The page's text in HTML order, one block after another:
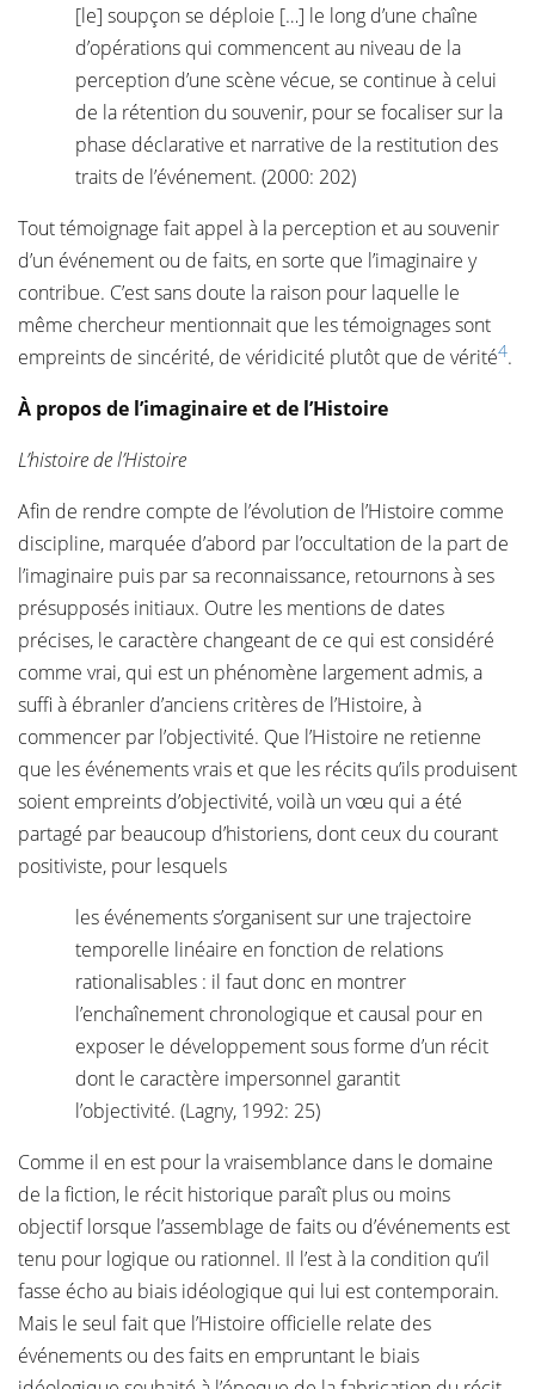
[le] soupçon se déploie […] le long d’une chaîne
d’opérations qui commencent au niveau de la
perception d’une scène vécue, se continue à celui
de la rétention du souvenir, pour se focaliser sur la
phase déclarative et narrative de la restitution des
traits de l’événement. (2000: 202)
Tout témoignage fait appel à la perception et au souvenir
d’un événement ou de faits, en sorte que l’imaginaire y
contribue. C’est sans doute la raison pour laquelle le
même chercheur mentionnait que les témoignages sont
empreints de sincérité, de véridicité plutôt que de vérité4.
À propos de l’imaginaire et de l’Histoire
L’histoire de l’Histoire
Afin de rendre compte de l’évolution de l’Histoire comme
discipline, marquée d’abord par l’occultation de la part de
l’imaginaire puis par sa reconnaissance, retournons à ses
présupposés initiaux. Outre les mentions de dates
précises, le caractère changeant de ce qui est considéré
comme vrai, qui est un phénomène largement admis, a
suffi à ébranler d’anciens critères de l’Histoire, à
commencer par l’objectivité. Que l’Histoire ne retienne
que les événements vrais et que les récits qu’ils produisent
soient empreints d’objectivité, voilà un vœu qui a été
partagé par beaucoup d’historiens, dont ceux du courant
positiviste, pour lesquels
les événements s’organisent sur une trajectoire
temporelle linéaire en fonction de relations
rationalisables : il faut donc en montrer
l’enchaînement chronologique et causal pour en
exposer le développement sous forme d’un récit
dont le caractère impersonnel garantit
l’objectivité. (Lagny, 1992: 25)
Comme il en est pour la vraisemblance dans le domaine
de la fiction, le récit historique paraît plus ou moins
objectif lorsque l’assemblage de faits ou d’événements est
tenu pour logique ou rationnel. Il l’est à la condition qu’il
fasse écho au biais idéologique qui lui est contemporain.
Mais le seul fait que l’Histoire officielle relate des
événements ou des faits en empruntant le biais